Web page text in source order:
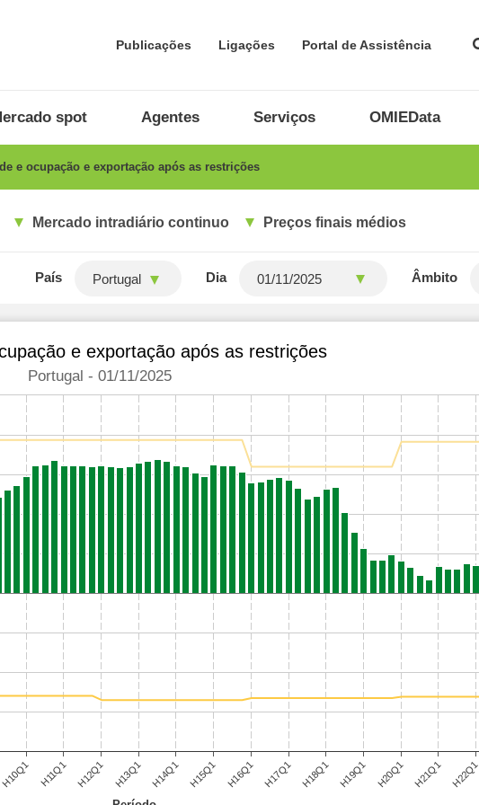
Publicações Ligações Portal de Assistência
spot Agentes Serviços OMIEData
e ocupação e exportação após as restrições
Mercado intradiário continuo Preços finais médios
País Portugal Dia Âmbito
e exportação após as restrições
Portugal - 01/11/2025
H10Q1 H11Q1 H12Q1 H13Q1 H14Q1 H15Q1 H16Q1 H17Q1 H18Q1 H19Q1 H20Q1 H21Q1 H22Q1